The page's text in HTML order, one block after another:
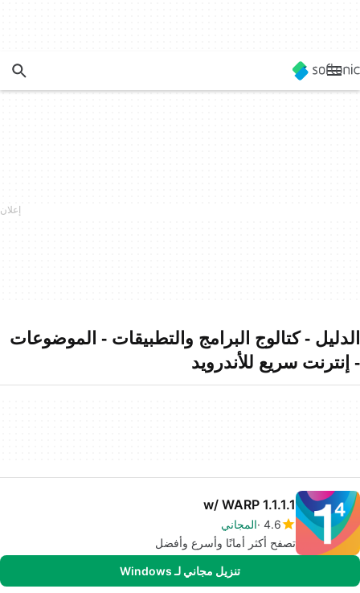
الدليل - كتالوج البرامج والتطبيقات - الموضوعات
- إنترنت سريع للأندرويد
1.1.1.1 w/ WARP
4.6 المجاني
تصفح أكثر أمانًا وأسرع وأفضل
تنزيل مجاني لـ Windows